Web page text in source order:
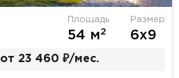
Площадь
54 м2
Размер
6х9
от 23 460 ₽/мес.